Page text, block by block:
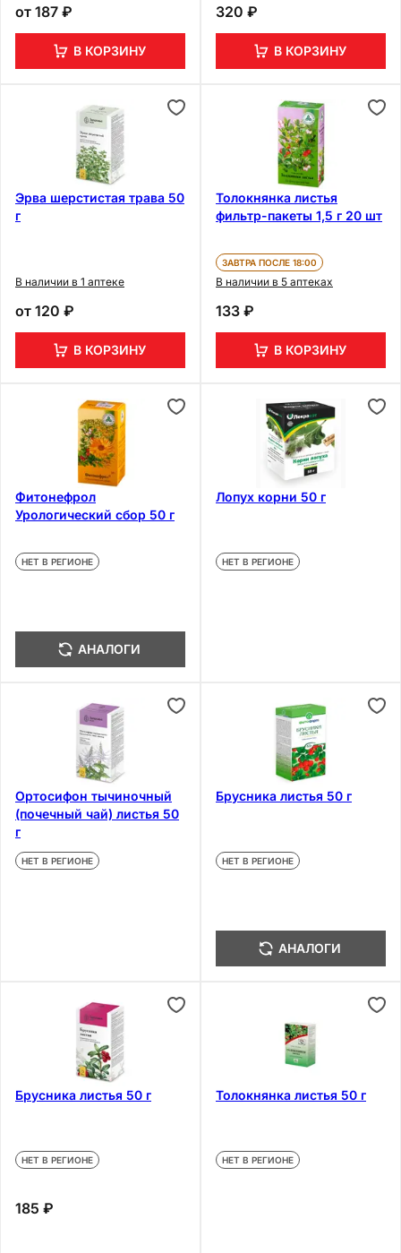
от 187 ₽
В КОРЗИНУ
320 ₽
В КОРЗИНУ
Эрва шерстистая трава 50
г
В наличии в 1 аптеке
от 120 ₽
В КОРЗИНУ
Толокнянка листья
фильтр-пакеты 1,5 г 20 шт
ЗАВТРА ПОСЛЕ 18:00
В наличии в 5 аптеках
133 ₽
В КОРЗИНУ
Фитонефрол
Урологический сбор 50 г
НЕТ В РЕГИОНЕ
АНАЛОГИ
Лопух корни 50 г
НЕТ В РЕГИОНЕ
Ортосифон тычиночный
(почечный чай) листья 50
г
НЕТ В РЕГИОНЕ
Брусника листья 50 г
НЕТ В РЕГИОНЕ
АНАЛОГИ
Брусника листья 50 г
НЕТ В РЕГИОНЕ
185 ₽
Толокнянка листья 50 г
НЕТ В РЕГИОНЕ